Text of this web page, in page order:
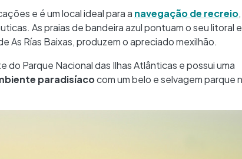
e é um local ideal para a navegação de recreio,
As praias de bandeira azul pontuam o seu litoral
As Rías Baixas, produzem o apreciado mexilhão.
Parque Nacional das Ilhas Atlânticas e possui uma
paradisíacocom um belo e selvagem parque